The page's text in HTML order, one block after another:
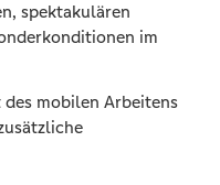
spektakulären
im
mobilen Arbeitens